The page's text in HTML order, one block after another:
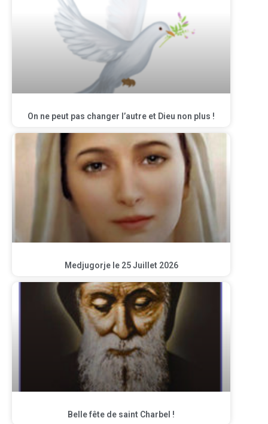
On ne peut pas changer l’autre et Dieu non plus !
Medjugorje le 25 Juillet 2026
Belle fête de saint Charbel !